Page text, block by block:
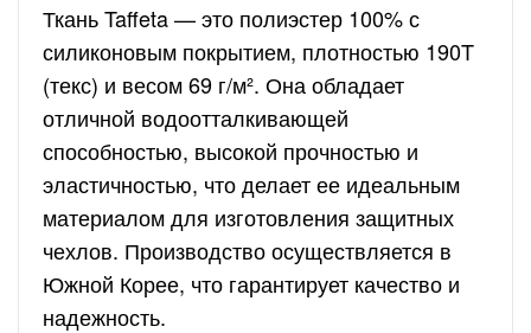
Ткань Taffeta — это полиэстер 100% с
силиконовым покрытием, плотностью 190T
(текс) и весом 69 г/м². Она обладает
отличной водоотталкивающей
способностью, высокой прочностью и
эластичностью, что делает ее идеальным
материалом для изготовления защитных
чехлов. Производство осуществляется в
Южной Корее, что гарантирует качество и
надежность.